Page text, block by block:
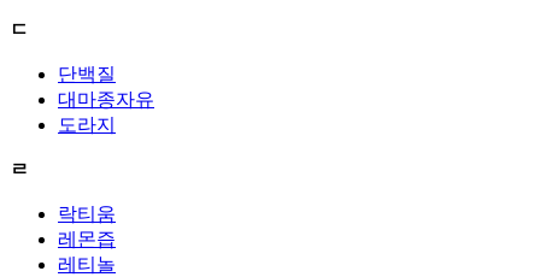
ㄷ
단백질
대마종자유
도라지
ㄹ
락티움
레몬즙
레티놀